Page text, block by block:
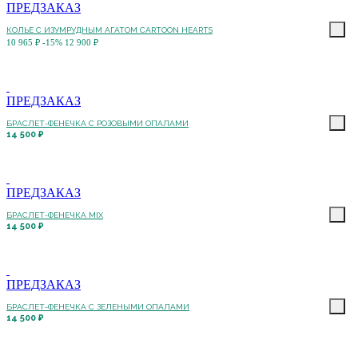
ПРЕДЗАКАЗ
КОЛЬЕ C ИЗУМРУДНЫМ АГАТОМ CARTOON HEARTS
10 965 ₽ -15% 12 900 ₽
ПРЕДЗАКАЗ
БРАСЛЕТ-ФЕНЕЧКА С РОЗОВЫМИ ОПАЛАМИ
14 500 ₽
ПРЕДЗАКАЗ
БРАСЛЕТ-ФЕНЕЧКА MIX
14 500 ₽
ПРЕДЗАКАЗ
БРАСЛЕТ-ФЕНЕЧКА С ЗЕЛЕНЫМИ ОПАЛАМИ
14 500 ₽